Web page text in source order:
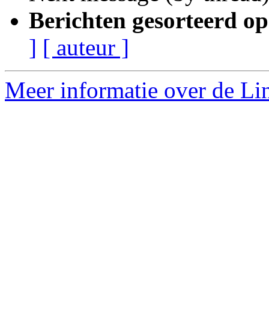
Berichten gesorteerd
] [ auteur ]
Meer informatie over de